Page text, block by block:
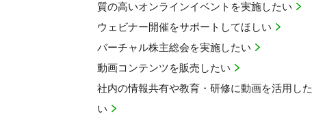
質の高いオンラインイベントを実施したい
ウェビナー開催をサポートしてほしい
バーチャル株主総会を実施したい
動画コンテンツを販売したい
社内の情報共有や教育・研修に動画を活用した
い